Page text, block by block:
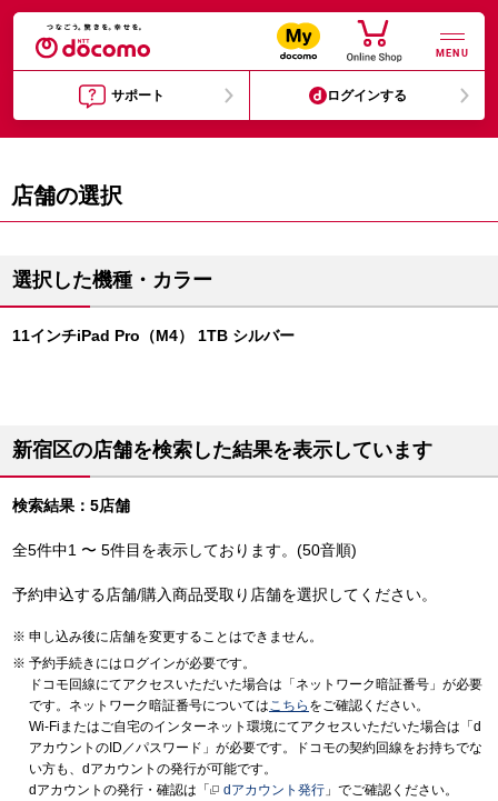
MENU
サポート ログインする
店舗の選択
選択した機種・カラー
11インチiPad Pro（M4） 1TB シルバー
新宿区の店舗を検索した結果を表示しています
検索結果：5店舗
全5件中1 〜 5件目を表示しております。(50音順)
予約申込する店舗/購入商品受取り店舗を選択してください。
申し込み後に店舗を変更することはできません。
予約手続きにはログインが必要です。
ドコモ回線にてアクセスいただいた場合は「ネットワーク暗証番号」が必要
です。ネットワーク暗証番号についてはこちら をご確認ください。
Wi-Fiまたはご自宅のインターネット環境にてアクセスいただいた場合は「d
アカウントのID／パスワード」が必要です。ドコモの契約回線をお持ちでな
い方も、dアカウントの発行が可能です。
dアカウントの発行・確認は「
dアカウント発行 」でご確認ください。